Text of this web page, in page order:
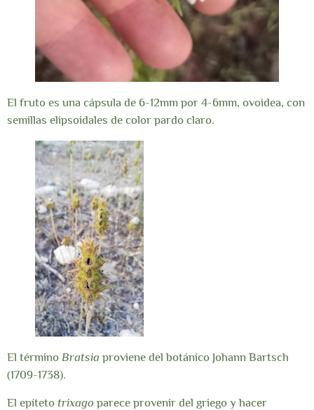
El fruto es una cápsula de 6-12mm por 4-6mm, ovoidea, con
semillas elipsoidales de color pardo claro.
El término Bratsia proviene del botánico Johann Bartsch
(1709-1738).
El epíteto trixago parece provenir del griego y hacer